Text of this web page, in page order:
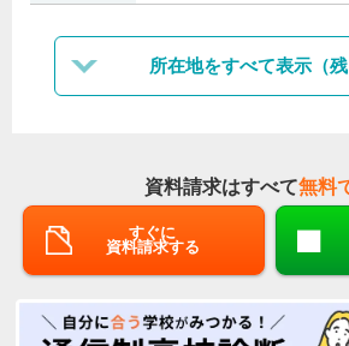
所在地をすべて表示（残
資料請求はすべて無料
すぐに
資料請求する